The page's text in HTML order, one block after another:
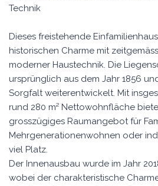
Technik
Dieses freistehende
historischen Charme mit
moderner Haustechnik. Die
ursprünglich aus dem Jahr 1856
Sorgfalt weiterentwickelt. Mit
rund 280 m² Nettowohnfläche
grosszügiges Raumangebot für
Mehrgenerationenwohnen oder
viel Platz.
Der Innenausbau wurde im Jahr
wobei der charakteristische